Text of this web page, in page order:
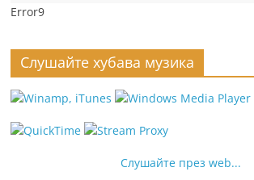
Error9
Слушайте хубава музика
Слушайте през web...